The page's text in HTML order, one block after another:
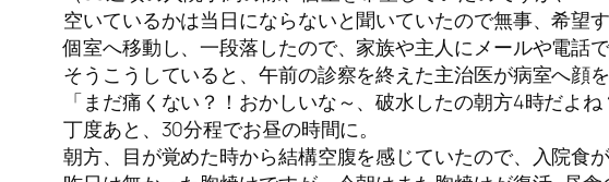
空いているかは当日にならないと聞いていたので無事、希望
個室へ移動し、一段落したので、家族や主人にメールや電話
そうこうしていると、午前の診察を終えた主治医が病室へ顔を
「まだ痛くない？！おかしいな～、破水したの朝方4時だよね
丁度あと、30分程でお昼の時間に。
朝方、目が覚めた時から結構空腹を感じていたので、入院食が